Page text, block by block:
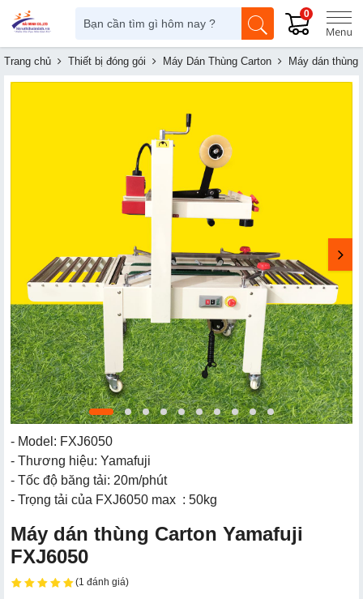
0
Trang chủ Thiết bị đóng gói Máy Dán Thùng Carton Máy dán thùng
- Model: FXJ6050
- Thương hiệu: Yamafuji
- Tốc độ băng tải: 20m/phút
- Trọng tải của FXJ6050 max : 50kg
Máy dán thùng Carton Yamafuji
FXJ6050
(1 đánh giá)